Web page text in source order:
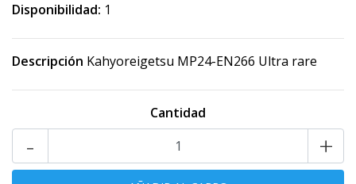
Disponibilidad: 1
Descripción Kahyoreigetsu MP24-EN266 Ultra rare
Cantidad
+
-